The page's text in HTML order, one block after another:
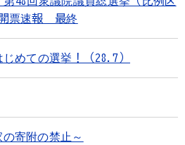
票速報 最終
めての選挙！（28.7）
の寄附の禁止～